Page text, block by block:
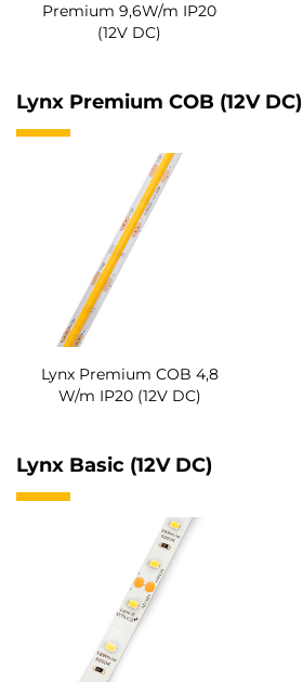
Premium 9,6W/m IP20
(12V DC)
Lynx Premium COB (12V DC)
Lynx Premium COB 4,8
W/m IP20 (12V DC)
Lynx Basic (12V DC)